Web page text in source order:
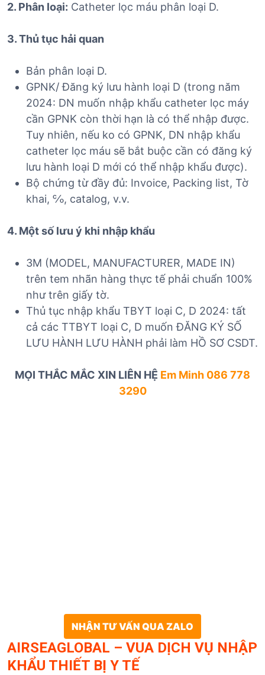
2. Phân loại: Catheter lọc máu phân loại D.
3. Thủ tục hải quan
Bản phân loại D.
GPNK/ Đăng ký lưu hành loại D (trong năm
2024: DN muốn nhập khẩu catheter lọc máy
cần GPNK còn thời hạn là có thể nhập được.
Tuy nhiên, nếu ko có GPNK, DN nhập khẩu
catheter lọc máu sẽ bắt buộc cần có đăng ký
lưu hành loại D mới có thể nhập khẩu được).
Bộ chứng từ đầy đủ: Invoice, Packing list, Tờ
khai, ℅, catalog, v.v.
4. Một số lưu ý khi nhập khẩu
3M (MODEL, MANUFACTURER, MADE IN)
trên tem nhãn hàng thực tế phải chuẩn 100%
như trên giấy tờ.
Thủ tục nhập khẩu TBYT loại C, D 2024: tất
cả các TTBYT loại C, D muốn ĐĂNG KÝ SỐ
LƯU HÀNH LƯU HÀNH phải làm HỒ SƠ CSDT.
MỌI THẮC MẮC XIN LIÊN HỆ Em Minh 086 778
3290
NHẬN TƯ VẤN QUA ZALO
AIRSEAGLOBAL – VUA DỊCH VỤ NHẬP
KHẨU THIẾT BỊ Y TẾ